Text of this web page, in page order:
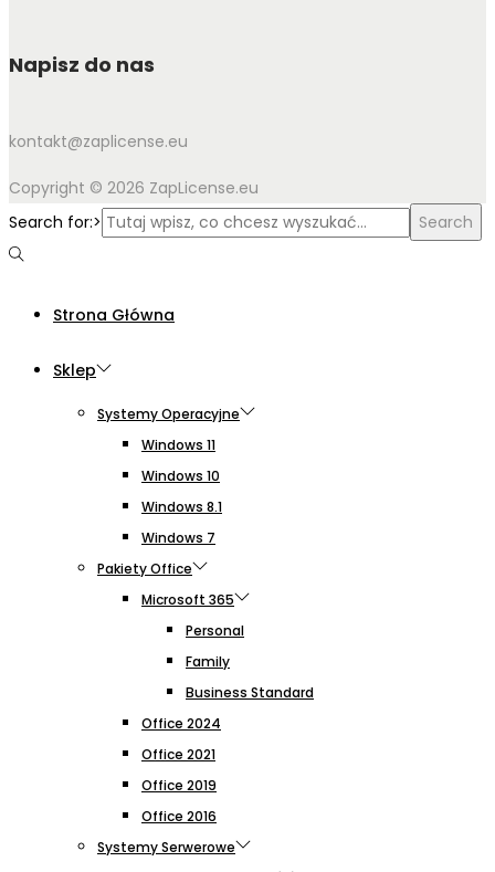
Napisz do nas
kontakt@zaplicense.eu
Copyright © 2026 ZapLicense.eu
Search for:>
Search
Strona Główna
Sklep
Systemy Operacyjne
Windows 11
Windows 10
Windows 8.1
Windows 7
Pakiety Office
Microsoft 365
Personal
Family
Business Standard
Office 2024
Office 2021
Office 2019
Office 2016
Systemy Serwerowe